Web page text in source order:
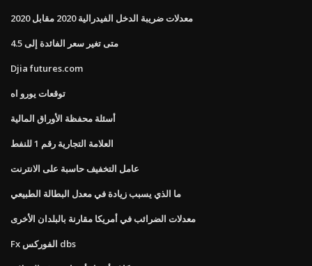
معدلات ضريبة الدخل الفيدرالية 2020 مقابل 2020
متى تغير سعر الفائدة إلى 4.5
Djia futures.com
توقعات يورو اه
أسئلة محفظة الأوراق المالية
العلامة التجارية رقم 1 للنفط
عامل التخفيف حاسبة على الانترنت
ما الذي يسبب زيادة في معدل البطالة الطبيعي
معدلات الضرائب في أمريكا مقارنة بالبلدان الأخرى
Fx الفوركس dbs